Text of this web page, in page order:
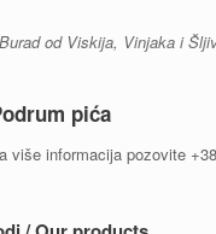
Burad od Viskija, Vinjaka i
pića
više informacija pozovite